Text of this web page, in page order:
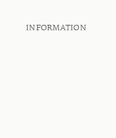
INFORMATION